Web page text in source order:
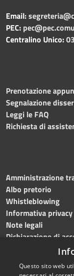
Email:
PEC:
Centralino Unico:
Prenotazione
Segnalazione
Leggi le FAQ
Richiesta di
Amministrazione
Albo pretorio
Whistleblowing
Informativa privacy
Note legali
Dichiarazione di
Questo sito web